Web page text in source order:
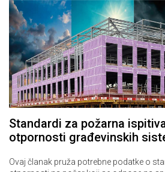
Standardi za požarna
otpornosti građevinskih
Ovaj članak pruža potrebne podatke o